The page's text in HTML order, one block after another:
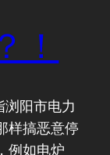
！
浏阳市电力
样搞恶意停
例如电炉